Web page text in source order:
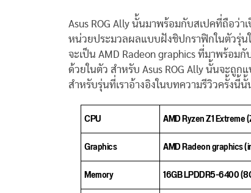
Asus ROG Ally นั้นมาพร้อมกับสเปคที่ถือว่า
หน่วยประมวลผลแบบฝังชิปกราฟิกในตัวรุ่น
จะเป็น AMD Radeon graphics ที่มาพร้อม
ด้วยในตัว สำหรับ Asus ROG Ally นั้นจะถู
สำหรับรุ่นที่เราอ้างอิงในบทความรีวิวครั้งนี้
CPU
AMD Ryzen Z1 Extreme
Graphics
AMD Radeon graphics
Memory
16GB LPDDR5-6400